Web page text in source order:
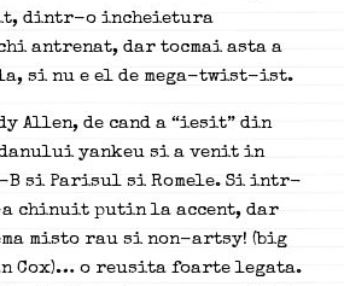
dintr-o incheietura
antrenat, dar tocmai asta a
si nu e el de mega-twist-ist.
Allen, de cand a “iesit” din
yankeu si a venit in
B si Parisul si Romele. Si intr-
chinuit putin la accent, dar
misto rau si non-artsy! (big
Cox)… o reusita foarte legata.